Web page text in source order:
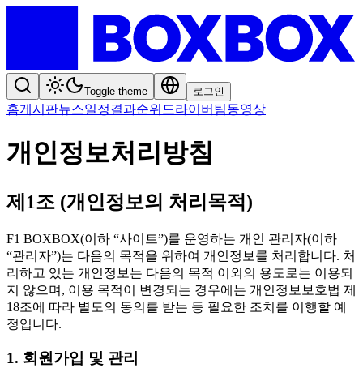
Toggle theme 로그인
홈게시판뉴스일정결과순위 드라이버 팀동영상
개인정보처리방침
제1조 (개인정보의 처리목적)
F1 BOXBOX(이하 “사이트”)를 운영하는 개인 관리자(이하
“관리자”)는 다음의 목적을 위하여 개인정보를 처리합니다. 처
리하고 있는 개인정보는 다음의 목적 이외의 용도로는 이용되
지 않으며, 이용 목적이 변경되는 경우에는 개인정보보호법 제
18조에 따라 별도의 동의를 받는 등 필요한 조치를 이행할 예
정입니다.
1. 회원가입 및 관리